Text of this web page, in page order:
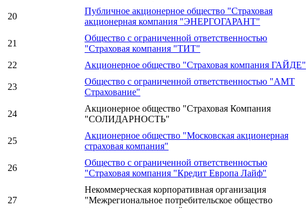
20
Публичное акционерное общество "Страховая
акционерная компания "ЭНЕРГОГАРАНТ"
21
Общество с ограниченной ответственностью
"Страховая компания "ТИТ"
22 Акционерное общество "Страховая компания ГАЙДЕ"
23
Общество с ограниченной ответственностью "АМТ
Страхование"
24
Акционерное общество "Страховая Компания
"СОЛИДАРНОСТЬ"
25
Акционерное общество "Московская акционерная
страховая компания"
26
Общество с ограниченной ответственностью
"Страховая компания "Кредит Европа Лайф"
27
Некоммерческая корпоративная организация
"Межрегиональное потребительское общество